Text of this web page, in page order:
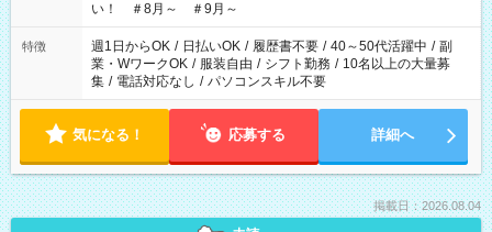
い！ ＃8月～ ＃9月～
特徴 週1日からOK / 日払いOK / 履歴書不要 / 40～50代活躍中 / 副
業・WワークOK / 服装自由 / シフト勤務 / 10名以上の大量募
集 / 電話対応なし / パソコンスキル不要
気になる！ 応募する 詳細へ
掲載日：2026.08.04